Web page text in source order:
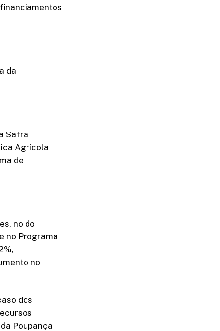
da
Safra
Agrícola
de
no do
no Programa
no
dos
Poupança